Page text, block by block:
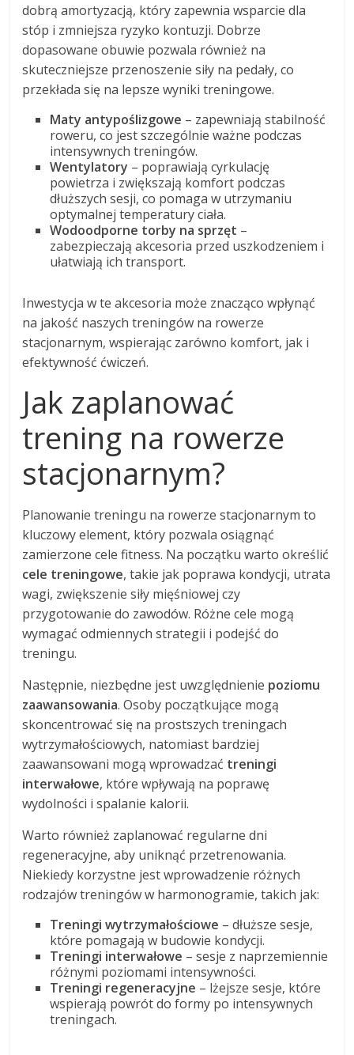
dobrą amortyzacją, który zapewnia wsparcie dla
stóp i zmniejsza ryzyko kontuzji. Dobrze
dopasowane obuwie pozwala również na
skuteczniejsze przenoszenie siły na pedały, co
przekłada się na lepsze wyniki treningowe.
Maty antypoślizgowe – zapewniają stabilność
roweru, co jest szczególnie ważne podczas
intensywnych treningów.
Wentylatory – poprawiają cyrkulację
powietrza i zwiększają komfort podczas
dłuższych sesji, co pomaga w utrzymaniu
optymalnej temperatury ciała.
Wodoodporne torby na sprzęt –
zabezpieczają akcesoria przed uszkodzeniem i
ułatwiają ich transport.
Inwestycja w te akcesoria może znacząco wpłynąć
na jakość naszych treningów na rowerze
stacjonarnym, wspierając zarówno komfort, jak i
efektywność ćwiczeń.
Jak zaplanować
trening na rowerze
stacjonarnym?
Planowanie treningu na rowerze stacjonarnym to
kluczowy element, który pozwala osiągnąć
zamierzone cele fitness. Na początku warto określić
cele treningowe, takie jak poprawa kondycji, utrata
wagi, zwiększenie siły mięśniowej czy
przygotowanie do zawodów. Różne cele mogą
wymagać odmiennych strategii i podejść do
treningu.
Następnie, niezbędne jest uwzględnienie poziomu
zaawansowania. Osoby początkujące mogą
skoncentrować się na prostszych treningach
wytrzymałościowych, natomiast bardziej
zaawansowani mogą wprowadzać treningi
interwałowe, które wpływają na poprawę
wydolności i spalanie kalorii.
Warto również zaplanować regularne dni
regeneracyjne, aby uniknąć przetrenowania.
Niekiedy korzystne jest wprowadzenie różnych
rodzajów treningów w harmonogramie, takich jak:
Treningi wytrzymałościowe – dłuższe sesje,
które pomagają w budowie kondycji.
Treningi interwałowe – sesje z naprzemiennie
różnymi poziomami intensywności.
Treningi regeneracyjne – lżejsze sesje, które
wspierają powrót do formy po intensywnych
treningach.